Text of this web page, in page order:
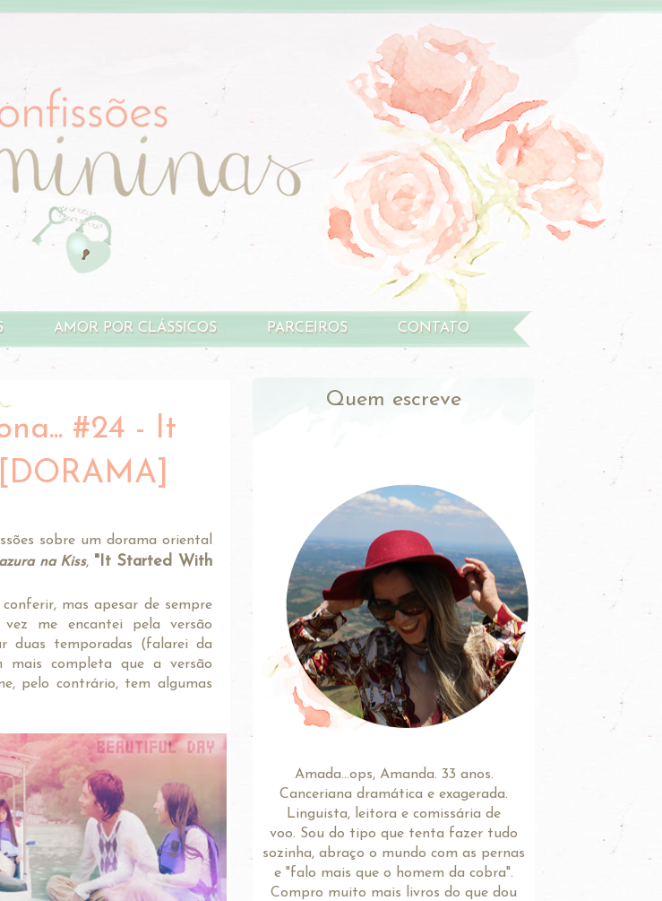
AMOR POR CLÁSSICOS PARCEIROS CONTATO
#24 - It
sobre um dorama oriental
na Kiss, "It Started With
mas apesar de sempre
me encantei pela versão
duas temporadas (falarei da
mais completa que a versão
pelo contrário, tem algumas
Quem escreve
Amada...ops, Amanda. 33 anos.
Canceriana dramática e exagerada.
Linguista, leitora e comissária de
voo. Sou do tipo que tenta fazer tudo
sozinha, abraço o mundo com as pernas
e "falo mais que o homem da cobra".
Compro muito mais livros do que dou